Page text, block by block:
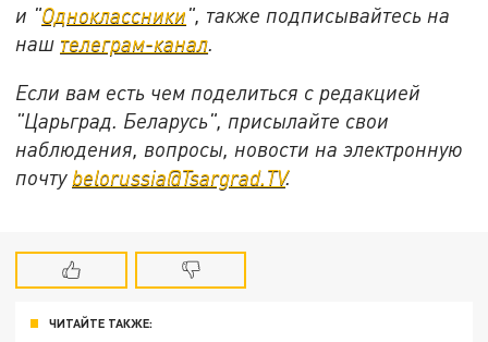
и "Одноклассники", также подписывайтесь на
наш телеграм-канал.
Если вам есть чем поделиться с редакцией
"Царьград. Беларусь", присылайте свои
наблюдения, вопросы, новости на электронную
почту belorussia@Tsargrad.TV.
ЧИТАЙТЕ ТАКЖЕ: